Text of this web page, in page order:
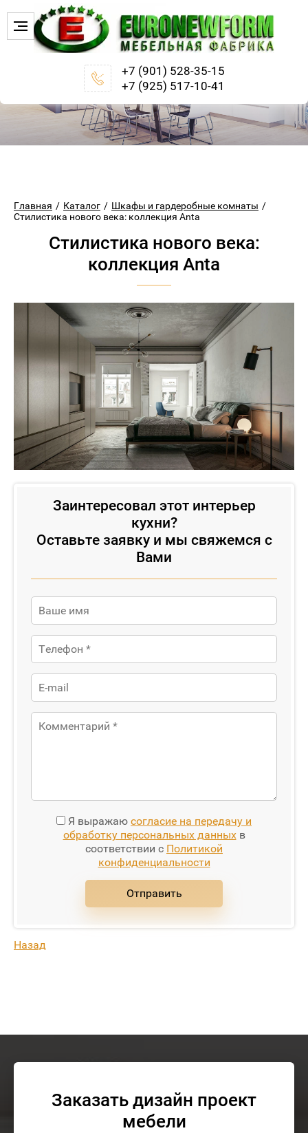
+7 (901) 528-35-15
+7 (925) 517-10-41
Главная / Каталог / Шкафы и гардеробные комнаты /
Стилистика нового века: коллекция Anta
Стилистика нового века:
коллекция Anta
Заинтересовал этот интерьер
кухни?
Оставьте заявку и мы свяжемся с
Вами
Я выражаю согласие на передачу и
обработку персональных данныхв
соответствии с Политикой
конфиденциальности
Отправить
Назад
Заказать дизайн проект
мебели